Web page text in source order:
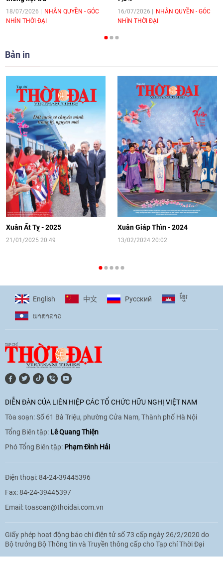
hòa bình, hữu nghị giữa các dân tộc"
cho Đại sứ Hungary tại Việt Nam
[Video] Nhân dân Việt Nam luôn trân
trọng tình cảm của nước Nga
08:02 | 13/06/2026
Video: Cơ hội giao lưu quốc tế cho học
sinh Việt Nam tại trại hè Artek
14:41|12/06/2026
[Video] Đối ngoại nhân dân Thủ đô
hướng tới kết nối hiệu quả nguồn lực
người Việt Nam ở nước ngoài
16:58|10/06/2026
phó với biến đổi khí hậu
17:07|09/06/2026
[Video] Lào dành ưu tiên hàng đầu cho
quan hệ với Việt Nam
11:01 |09/06/2026
[Video] Doanh nghiệp Hoa Kỳ hỗ trợ
Việt Nam xác định danh tính người mất
18/07/2026
NHÂN QUYỀN - GÓC
NHÌN THỜI ĐẠI
16/07/2026
NHÂN QUYỀN - GÓC
NHÌN THỜI ĐẠI
Bản in
Xuân Ất Tỵ - 2025
21/01/2025 20:49
Xuân Giáp Thìn - 2024
13/02/2024 20:02
English 中文 Pусский ខ្មែរ
ພາ​ສາ​ລາວ
DIỄN ĐÀN CỦA LIÊN HIỆP CÁC TỔ CHỨC HỮU NGHỊ VIỆT NAM
Tòa soạn: Số 61 Bà Triệu, phường Cửa Nam, Thành phố Hà Nội
Tổng Biên tập: Lê Quang Thiện
Phó Tổng Biên tập: Phạm Đình Hải
Điện thoại: 84-24-39445396
Fax: 84-24-39445397
Email:toasoan@thoidai.com.vn
Giấy phép hoạt động báo chí điện tử số 73 cấp ngày 26/2/2020 do
Bộ trưởng Bộ Thông tin và Truyền thông cấp cho Tạp chí Thời Đại